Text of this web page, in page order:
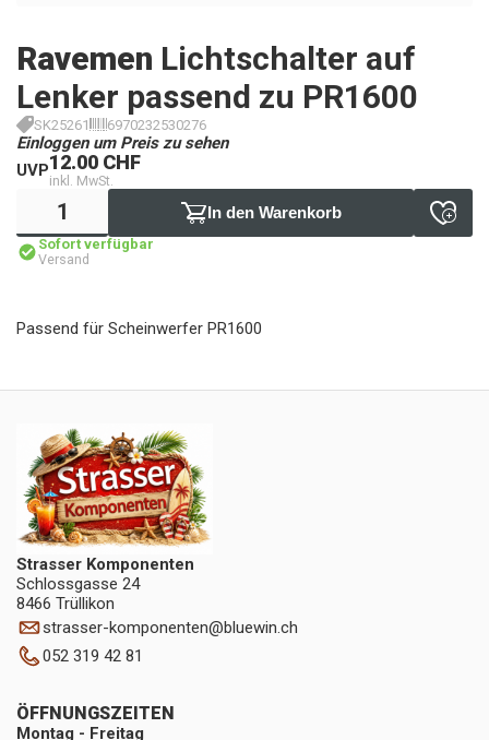
Ravemen Lichtschalter auf
Lenker passend zu PR1600
SK25261 6970232530276
Einloggen um Preis zu sehen
UVP12.00 CHF
inkl. MwSt.
In den Warenkorb
Sofort verfügbar
Versand
Passend für Scheinwerfer PR1600
Strasser Komponenten
Schlossgasse 24
8466 Trüllikon
strasser-komponenten@bluewin.ch
052 319 42 81
ÖFFNUNGSZEITEN
Montag - Freitag